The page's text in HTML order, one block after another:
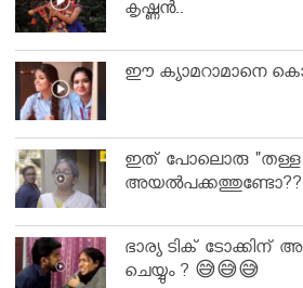
കൃഷ്ണൻ..
ഈ ക്യാമറാമാനെ
ഇത് പോലൊരു "തള്ള"
അയല്‍പക്കത്തുണ്ടോ??
ഭാര്യ ടിക്
ചെയ്യും ? 😅😅😅